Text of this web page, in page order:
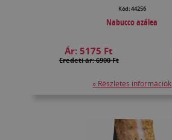
Kód: 44256
Nabucco azálea
Ár:5175 Ft
Eredeti ár: 6900 Ft
» Részletes információk